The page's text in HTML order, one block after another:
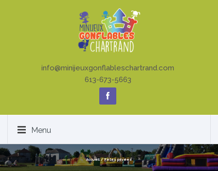
info@minijeuxgonflableschartrand.com
613-673-5663
Menu
Accueil /Fêtes privées